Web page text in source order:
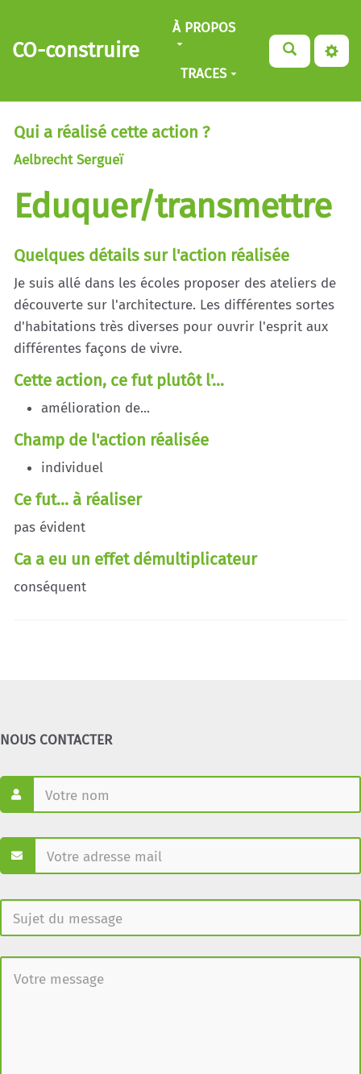
Aller au contenu principal
CO-construire
À PROPOS
TRACES
Qui a réalisé cette action ?
Aelbrecht Sergueï
Eduquer/transmettre
Quelques détails sur l'action réalisée
Je suis allé dans les écoles proposer des ateliers de
découverte sur l'architecture. Les différentes sortes
d'habitations très diverses pour ouvrir l'esprit aux
différentes façons de vivre.
Cette action, ce fut plutôt l'...
amélioration de...
Champ de l'action réalisée
individuel
Ce fut... à réaliser
pas évident
Ca a eu un effet démultiplicateur
conséquent
NOUS CONTACTER